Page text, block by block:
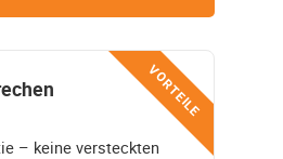
VORTEILE
– keine versteckten